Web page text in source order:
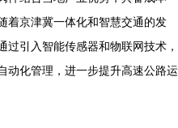
着京津冀一体化和智慧交通的发
过引入智能传感器和物联网技术，
动化管理，进一步提升高速公路运